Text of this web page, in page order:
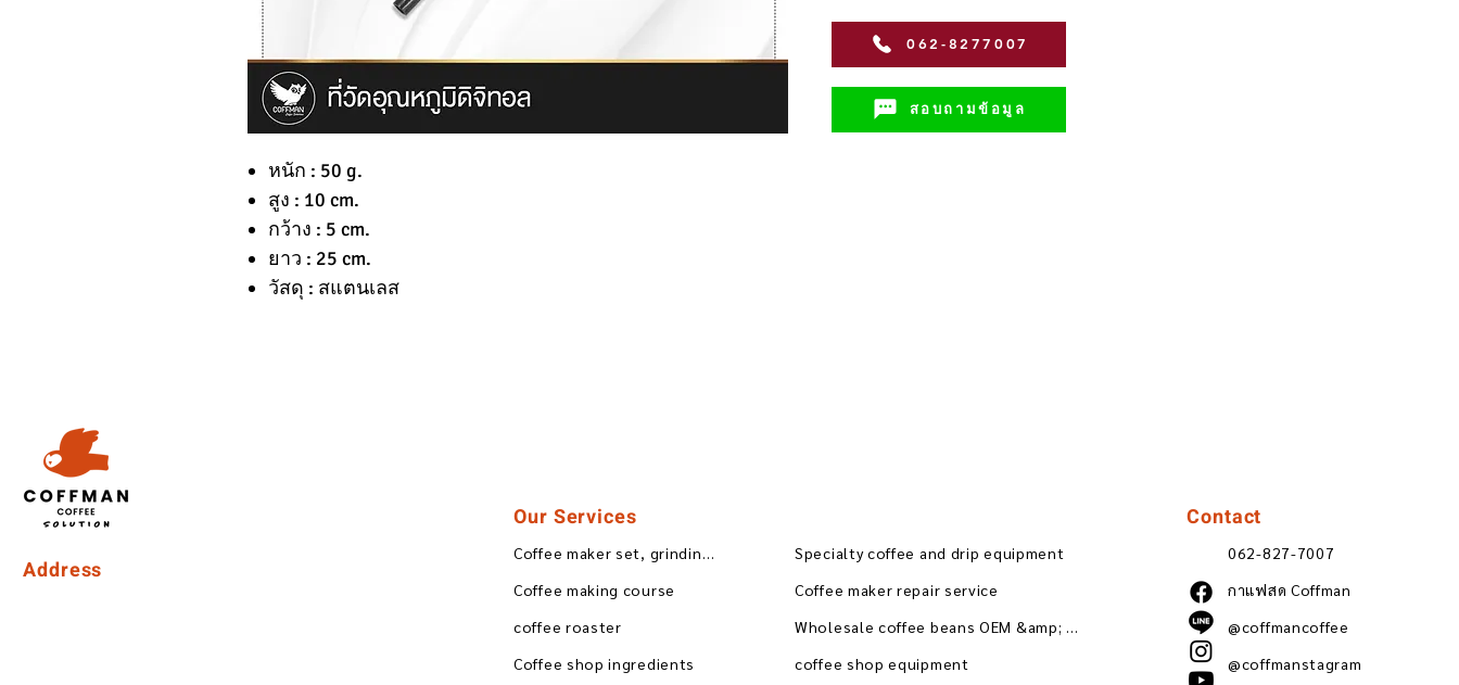
หนัก : 50 g.
สูง : 10 cm.
กว้าง : 5 cm.
ยาว : 25 cm.
วัสดุ : สแตนเลส
สอบถามข้อมูล
062-8277007
Address
Our Services
Coffee maker set, grinding, blending
Coffee making course
coffee roaster
Coffee shop ingredients
Specialty coffee and drip equipment
Coffee maker repair service
Wholesale coffee beans OEM &amp; ODM
coffee shop equipment
Contact
062-827-7007
กาแฟสด Coffman
@coffmancoffee
@coffmanstagram